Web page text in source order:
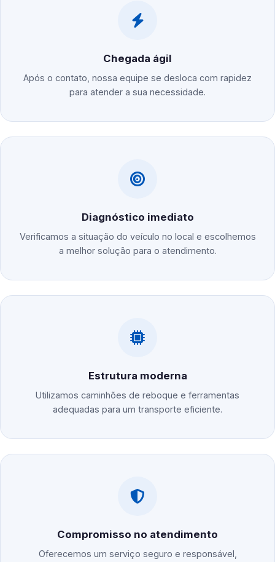
Chegada ágil
Após o contato, nossa equipe se desloca com rapidez
para atender a sua necessidade.
Diagnóstico imediato
Verificamos a situação do veículo no local e escolhemos
a melhor solução para o atendimento.
Estrutura moderna
Utilizamos caminhões de reboque e ferramentas
adequadas para um transporte eficiente.
Compromisso no atendimento
Oferecemos um serviço seguro e responsável,